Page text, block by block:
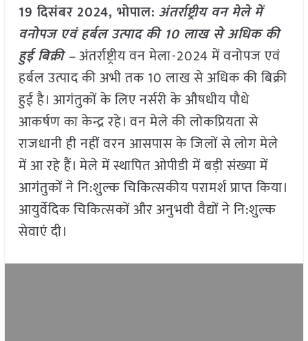
19 दिसंबर 2024, भोपाल: अंतर्राष्ट्रीय वन मेले में
वनोपज एवं हर्बल उत्पाद की 10 लाख से अधिक की
हुई बिक्री –अंतर्राष्ट्रीय वन मेला-2024 में वनोपज एवं
हर्बल उत्पाद की अभी तक 10 लाख से अधिक की बिक्री
हुई है। आगंतुकों के लिए नर्सरी के औषधीय पौधे
आकर्षण का केन्द्र रहे। वन मेले की लोकप्रियता से
राजधानी ही नहीं वरन आसपास के जिलों से लोग मेले
में आ रहे हैं। मेले में स्थापित ओपीडी में बड़ी संख्या में
आगंतुकों ने नि:शुल्क चिकित्सकीय परामर्श प्राप्त किया।
आयुर्वेदिक चिकित्सकों और अनुभवी वैद्यों ने नि:शुल्क
सेवाएं दी।